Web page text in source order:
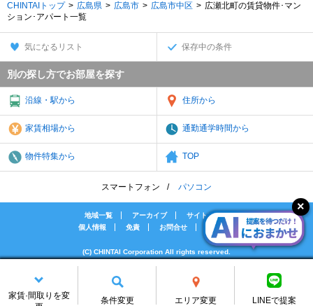
家賃·間取りを変
条件変更 エリア変更 LINEで提案
CHINTAIトップ 広島県 広島市 広島市中区
広瀬北町の賃貸物件･マン
ション･アパート一覧
気になるリスト 保存中の条件
別の探し方でお部屋を探す
沿線・駅から 住所から
家賃相場から 通勤通学時間から
物件特集から TOP
スマートフォン パソコン
地域一覧 アーカイブ
サイトマップ
個人情報
免責 お問合せ 会社案内
(C) CHINTAI Corporation All rights reserved.
[PR]賃貸物件の疑問解決！教えてエイブルAGENT
[PR]賃貸生活の工夫を紹介！CHINTAI情報局
[PR]女性の賃貸生活を応援！Woman.CHINTAI